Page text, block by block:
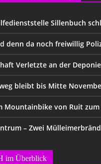
Sillenbuch
denn da noch freiwillig
Verletzte an der
bleibt bis Mitte
Mountainbike von Ruit zum
– Zwei
im Überblick